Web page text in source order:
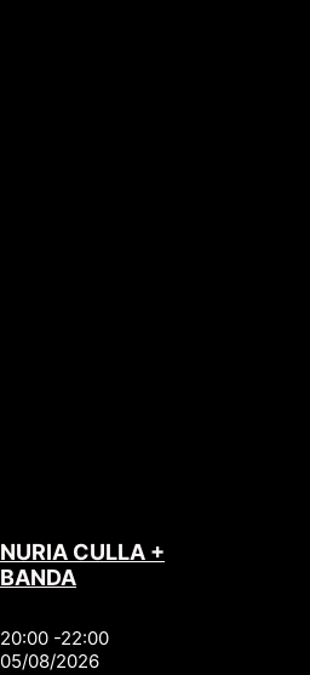
NURIA CULLA +
BANDA
20:00 -22:00
05/08/2026